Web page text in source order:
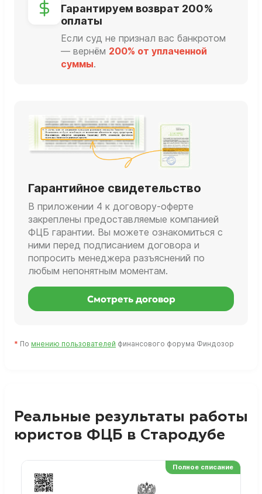
Гарантируем возврат 200%
оплаты
Если суд не признал вас банкротом
— вернём 200% от уплаченной
суммы.
Гарантийное свидетельство
В приложении 4 к договору-оферте
закреплены предоставляемые компанией
ФЦБ гарантии. Вы можете ознакомиться с
ними перед подписанием договора и
попросить менеджера разъяснений по
любым непонятным моментам.
Смотреть договор
* По мнению пользователей финансового форума Финдозор
Реальные результаты работы
юристов ФЦБ в Стародубе
Полное списание